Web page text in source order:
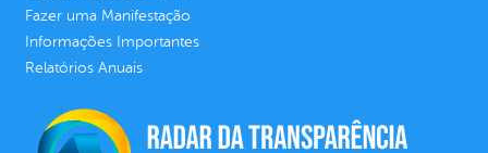
Fazer uma Manifestação
Informações Importantes
Relatórios Anuais